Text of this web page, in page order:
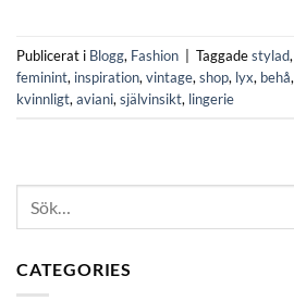
Publicerat i Blogg, Fashion Taggadestylad,
feminint, inspiration, vintage, shop, lyx, behå,
kvinnligt, aviani, självinsikt, lingerie
CATEGORIES